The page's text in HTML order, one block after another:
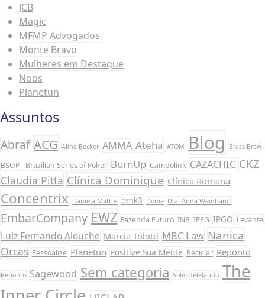
JCB
Magic
MFMP Advogados
Monte Bravo
Mulheres em Destaque
Noos
Planetun
Assuntos
Abraf ACG Aline Becker AMMA Ateha ATOM Blog Brass Brew
BSOP - Brazilian Series of Poker BurnUp Campolink CAZACHIC CKZ
Claudia Pitta Clínica Dominique Clínica Romana
Concentrix Daniela Mattos dmk3 Dome Dra. Anna Weinhardt
EmbarCompany EWZ Fazenda Futuro INB IPEG IPGO Levante
Luiz Fernando Alouche Marcia Tolotti MBC Law Nanica
Orcas Pessoalize Planetun Positive Sua Mente Reciclar Reponto
Reponto Sagewood Sem categoria Solis Telelaudo The